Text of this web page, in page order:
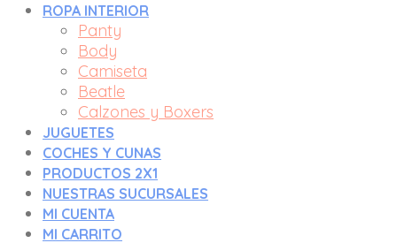
ROPA INTERIOR
Panty
Body
Camiseta
Beatle
Calzones y Boxers
JUGUETES
COCHES Y CUNAS
PRODUCTOS 2X1
NUESTRAS SUCURSALES
MI CUENTA
MI CARRITO